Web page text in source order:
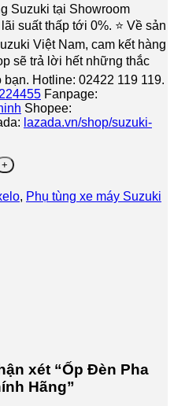
Suzuki tại Showroom
suất thấp tới 0%. ⭐️ Về sản
Việt Nam, cam kết hàng
sẽ trả lời hết những thắc
Hotline: 02422 119 119.
Fanpage:
Shopee:
lazada.vn/shop/suzuki-
, Phụ tùng xe máy Suzuki
xét “Ốp Đèn Pha
Hãng”